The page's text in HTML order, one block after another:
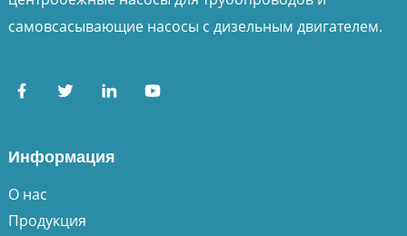
самовсасывающие насосы с дизельным двигателем.
Информация
О нас
Продукция